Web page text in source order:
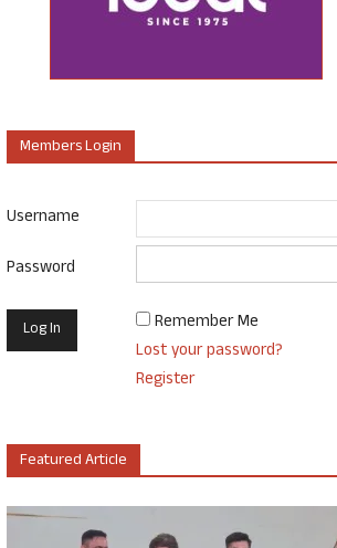
Members Login
Username
Password
Remember Me
Lost your password?
Register
Featured Article